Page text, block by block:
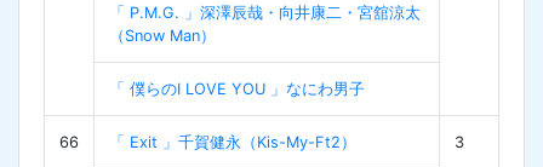
「 P.M.G. 」深澤辰哉・向井康二・宮舘涼太
（Snow Man）
「 僕らのI LOVE YOU 」なにわ男子
66 「 Exit 」千賀健永（Kis-My-Ft2） 3